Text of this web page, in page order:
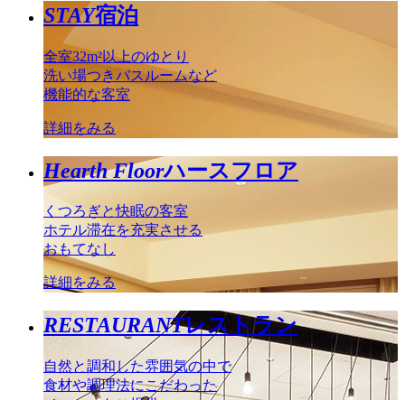
STAY宿泊
全室32m²以上のゆとり
洗い場つきバスルームなど
機能的な客室
詳細をみる
Hearth Floorハースフロア
くつろぎと快眠の客室
ホテル滞在を充実させる
おもてなし
詳細をみる
RESTAURANTレストラン
自然と調和した雰囲気の中で
食材や調理法にこだわった